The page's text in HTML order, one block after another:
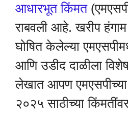
आधारभूत किंमत
राबवली आहे. खरीप
घोषित केलेल्या
आणि उडीद दाळीला
लेखात आपण एमएसपीच्या
२०२५ साठीच्या